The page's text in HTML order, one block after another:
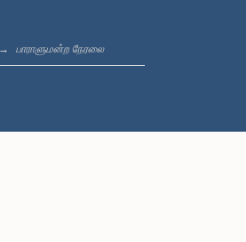
பாராளுமன்ற நேரலை